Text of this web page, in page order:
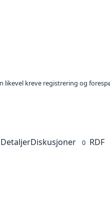
kreve registrering og
DetaljerDiskusjoner 0 RDF